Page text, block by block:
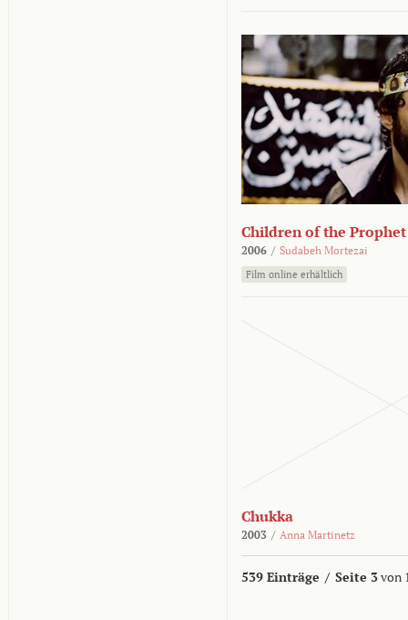
Children of the Prophet
2006 / Sudabeh Mortezai
Film online erhältlich
Chukka
2003 / Anna Martinetz
539 Einträge / Seite 3von